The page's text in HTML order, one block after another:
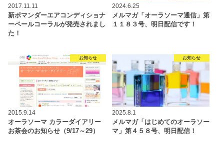
2017.11.11
新ポマンダーエアコンディショナ
ーペールコーラルが発売されまし
た！
2024.6.25
メルマガ「オーラソーマ通信」第
１１８３号、明日配信です！
お知らせ
2015.9.14
オーラソーマ カラーダイアリー
お茶会のお知らせ（9/17～29）
お知らせ
2025.8.1
メルマガ「はじめてのオーラソー
マ」第４５８号、明日配信！